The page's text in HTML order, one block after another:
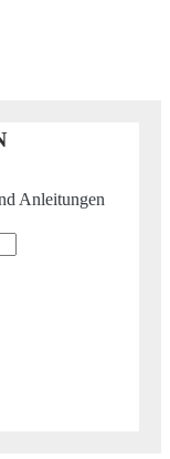
Anleitungen